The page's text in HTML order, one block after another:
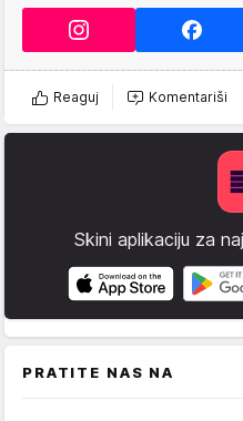
Reaguj Komentariši
Skini aplikaciju za
PRATITE NAS NA